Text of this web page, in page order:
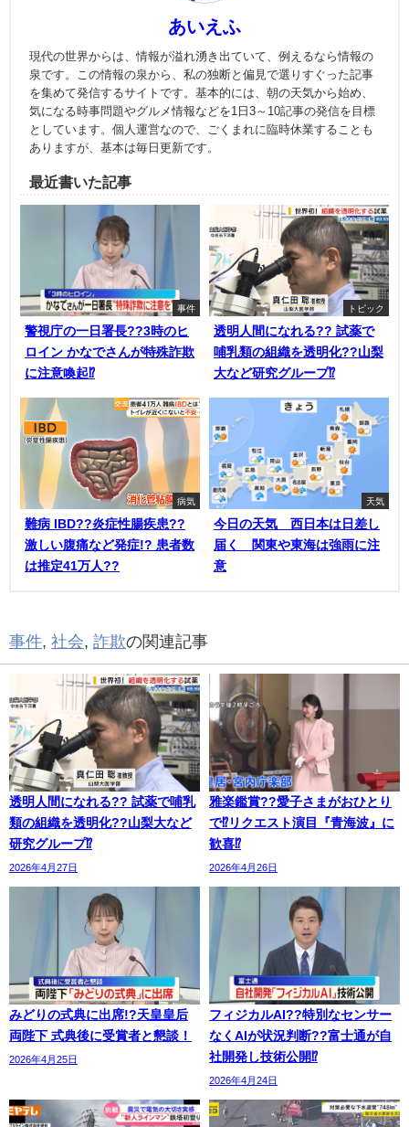
あいえふ
現代の世界からは、情報が溢れ湧き出ていて、例えるなら情報の
泉です。この情報の泉から、私の独断と偏見で選りすぐった記事
を集めて発信するサイトです。基本的には、朝の天気から始め、
気になる時事問題やグルメ情報などを1日3～10記事の発信を目標
としています。個人運営なので、ごくまれに臨時休業することも
ありますが、基本は毎日更新です。
最近書いた記事
事件
警視庁の一日署長??3時のヒ
ロイン かなでさんが特殊詐欺
に注意喚起⁉
トピック
透明人間になれる?? 試薬で
哺乳類の組織を透明化??山梨
大など研究グループ⁉
病気
難病 IBD??炎症性腸疾患??
激しい腹痛など発症!? 患者数
は推定41万人??
天気
今日の天気 西日本は日差し
届く 関東や東海は強雨に注
意
事件, 社会, 詐欺の関連記事
透明人間になれる?? 試薬で哺乳
類の組織を透明化??山梨大など
研究グループ⁉
2026年4月27日
雅楽鑑賞??愛子さまがおひとり
で⁉リクエスト演目『青海波』に
歓喜⁉
2026年4月26日
みどりの式典に出席!?天皇皇后
両陛下 式典後に受賞者と懇談！
2026年4月25日
フィジカルAI??特別なセンサー
なくAIが状況判断??富士通が自
社開発し技術公開⁉
2026年4月24日